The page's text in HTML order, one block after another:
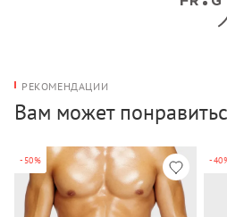
РЕКОМЕНДАЦИИ
Вам может
-50% -